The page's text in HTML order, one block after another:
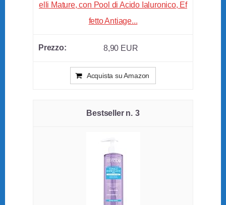
elli Mature, con Pool di Acido Ialuronico, Ef
fetto Antiage...
8,90 EUR
Acquista su Amazon
3